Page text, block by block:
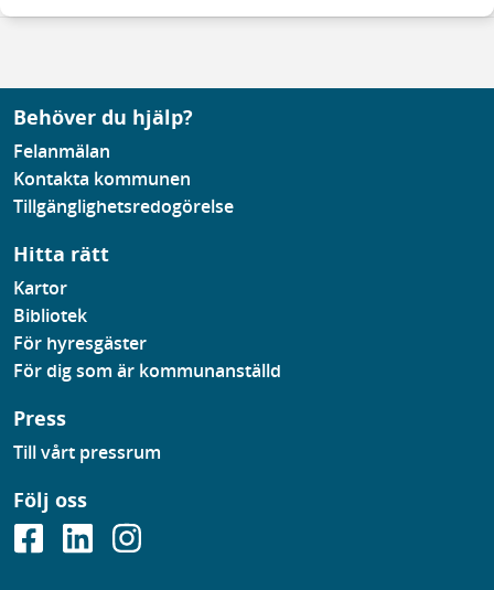
Behöver du hjälp?
Felanmälan
Kontakta kommunen
Tillgänglighetsredogörelse
Hitta rätt
Kartor
Bibliotek
För hyresgäster
För dig som är kommunanställd
Press
Till vårt pressrum
Följ oss